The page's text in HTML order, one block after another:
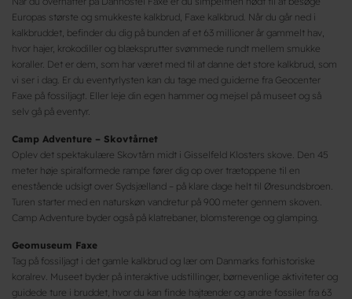
Europas største og smukkeste kalkbrud, Faxe kalkbrud. Når du går ned i
kalkbruddet, befinder du dig på bunden af et 63 millioner år gammelt hav,
hvor hajer, krokodiller og blæksprutter svømmede rundt mellem smukke
koraller. Det er dem, som har været med til at danne det store kalkbrud, som
vi ser i dag. Er du eventyrlysten kan du tage med guiderne fra Geocenter
Faxe på fossiljagt. Eller leje din egen hammer og mejsel på museet og så
selv gå på eventyr.
Camp Adventure – Skovtårnet
Oplev det spektakulære Skovtårn midt i Gisselfeld Klosters skove. Den 45
meter høje spiralformede rampe fører dig op over trætoppene til en
enestående udsigt over Sydsjælland – på klare dage helt til Øresundsbroen.
Turen starter med en naturskøn vandretur på 900 meter gennem skoven.
Camp Adventure byder også på klatrebaner, blomsterenge og glamping.
Geomuseum Faxe
Tag på fossiljagt i det gamle kalkbrud og lær om Danmarks forhistoriske
koralrev. Museet byder på interaktive udstillinger, børnevenlige aktiviteter og
guidede ture i bruddet, hvor du kan finde hajtænder og andre fossiler fra 63